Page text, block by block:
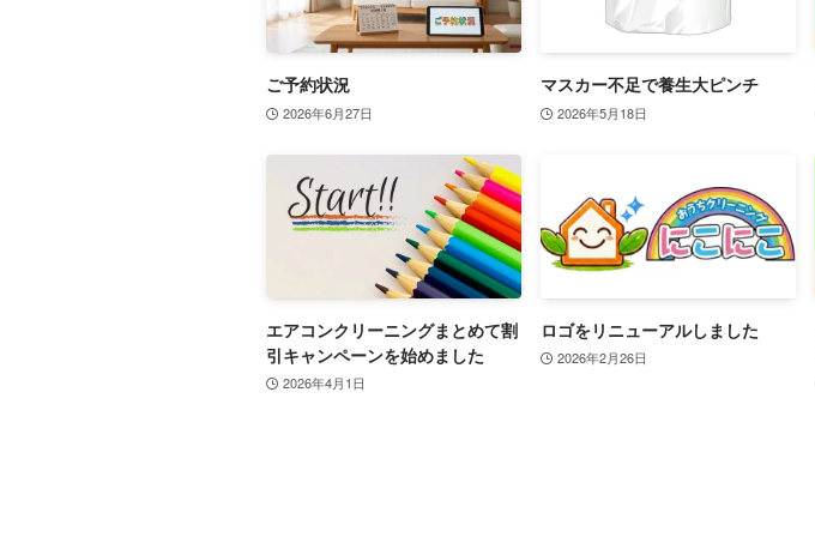
ご予約状況
2026年6月27日
マスカー不足で養生大ピンチ
2026年5月18日
エアコンクリーニングまとめて割
引キャンペーンを始めました
2026年4月1日
ロゴをリニューアルしました
2026年2月26日